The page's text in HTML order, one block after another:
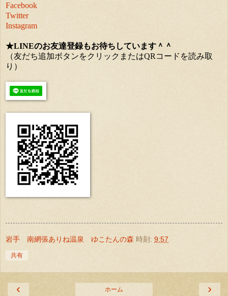
Facebook
Twitter
Instagram
★LINEのお友達登録もお待ちしています＾＾
（友だち追加ボタンをクリックまたはQRコードを読み取
り）
岩手 南網張ありね温泉 ゆこたんの森 時刻: 9:57
共有
‹ ›
ホーム